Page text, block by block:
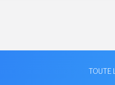
TOUTE